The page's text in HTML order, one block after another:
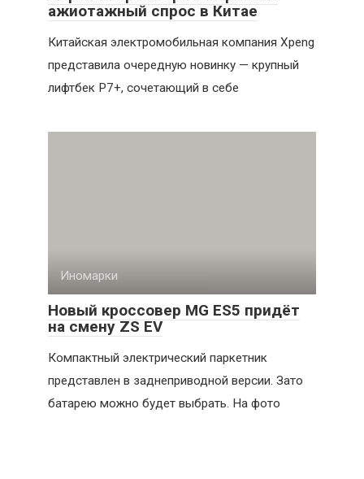
ажиотажный спрос в Китае
Китайская электромобильная компания Xpeng
представила очередную новинку — крупный
лифтбек P7+, сочетающий в себе
Иномарки
Новый кроссовер MG ES5 придёт
на смену ZS EV
Компактный электрический паркетник
представлен в заднеприводной версии. Зато
батарею можно будет выбрать. На фото